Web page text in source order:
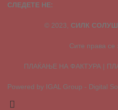
СЛЕДЕТЕ НЕ:
© 2023, СИЛК
Сите права се
ПЛАЌАЊЕ НА ФАКТУРА |
Powered by IGAL Group - Digital